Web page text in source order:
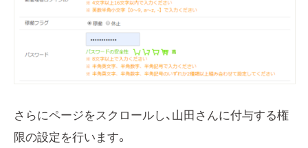
さらにページをスクロールし、山田さんに付与する権
限の設定を行います。